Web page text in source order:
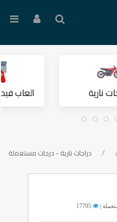
نارية العاب
دراجات نارية - درجات مستعملة
|
17795